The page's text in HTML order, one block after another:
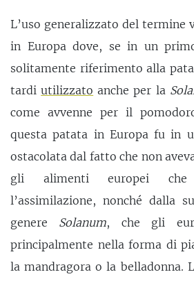
L’uso generalizzato del termine
in Europa dove, se in un
solitamente riferimento alla
tardiutilizzato anche per la
come avvenne per il
questa patata in Europa fu in
ostacolata dal fatto che non
gli alimenti europei che
l’assimilazione, nonché dalla
genere Solanum, che gli
principalmente nella forma di
la mandragora o la belladonna.